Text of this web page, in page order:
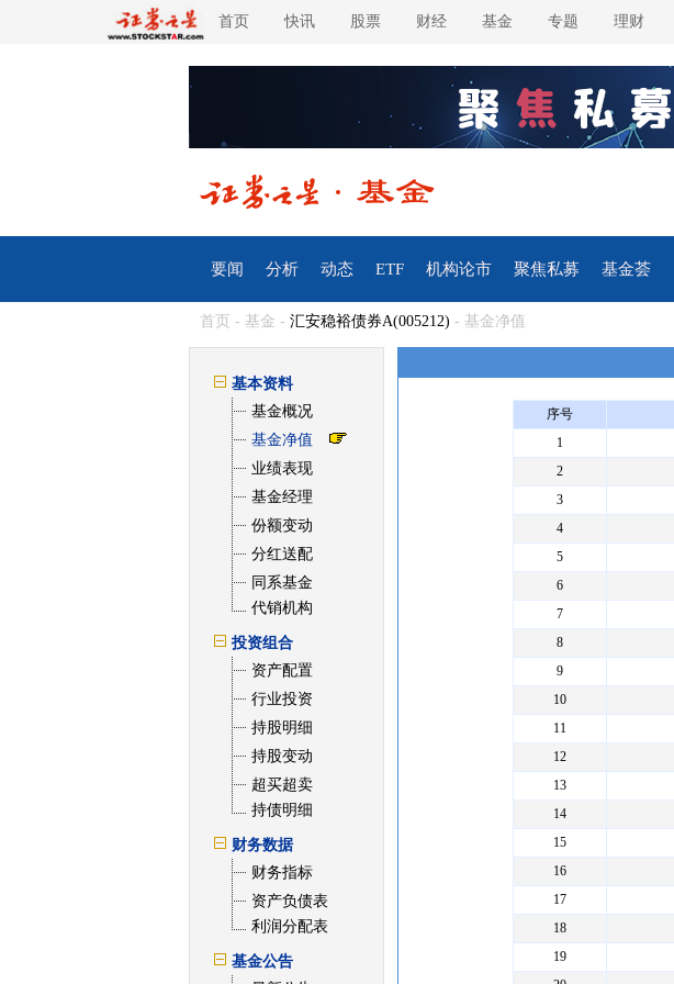
首页 快讯 股票 财经 基金 专题 理财
要闻 分析 动态 ETF 机构论市 聚焦私募 基金荟
首页 - 基金 - 汇安稳裕债券A(005212) - 基金净值
基本资料
基金概况
基金净值
业绩表现
基金经理
份额变动
分红送配
同系基金
代销机构
投资组合
资产配置
行业投资
持股明细
持股变动
超买超卖
持债明细
财务数据
财务指标
资产负债表
利润分配表
基金公告
序号
1
2
3
4
5
6
7
8
9
10
11
12
13
14
15
16
17
18
19